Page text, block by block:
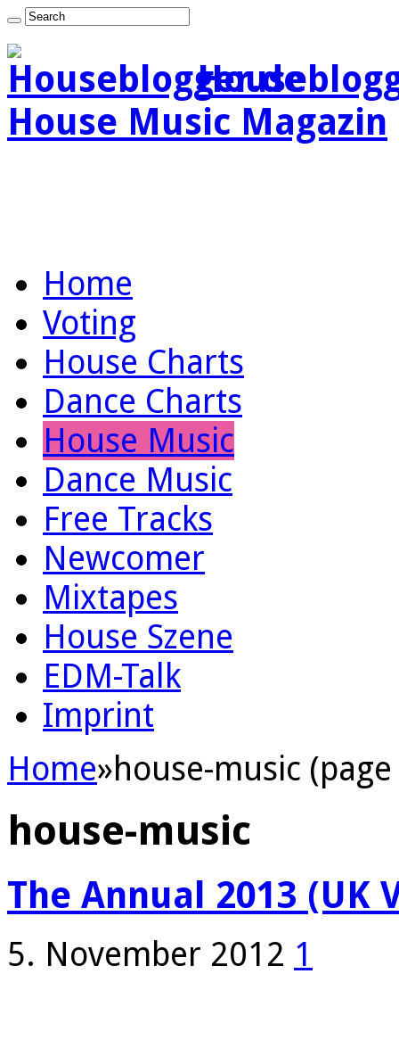
House Music Magazin
Home
Voting
House Charts
Dance Charts
House Music
Dance Music
Free Tracks
Newcomer
Mixtapes
House Szene
EDM-Talk
Imprint
Home»house-music
house-music
The Annual 2013 (UK
5. November 2012 1